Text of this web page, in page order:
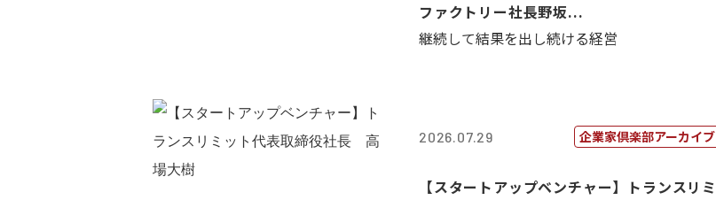
ファクトリー社長野坂...
継続して結果を出し続ける経営
2026.07.29 企業家倶楽部アーカイブ
【スタートアップベンチャー】トランスリミ